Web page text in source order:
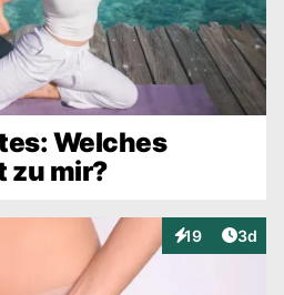
Welches
zu mir?
19
Interaktionen
3d